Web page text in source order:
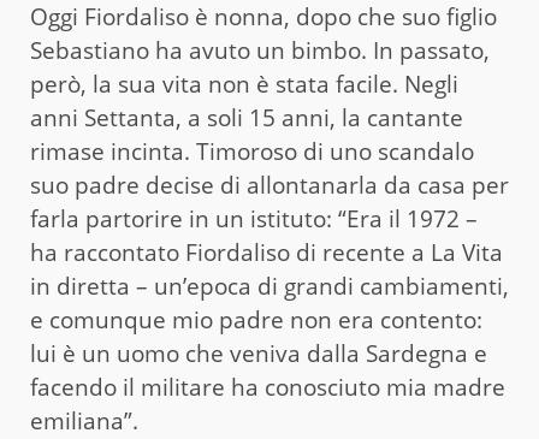
Oggi Fiordaliso è nonna, dopo che suo figlio
Sebastiano ha avuto un bimbo. In passato,
però, la sua vita non è stata facile. Negli
anni Settanta, a soli 15 anni, la cantante
rimase incinta. Timoroso di uno scandalo
suo padre decise di allontanarla da casa per
farla partorire in un istituto: “Era il 1972 –
ha raccontato Fiordaliso di recente a La Vita
in diretta – un’epoca di grandi cambiamenti,
e comunque mio padre non era contento:
lui è un uomo che veniva dalla Sardegna e
facendo il militare ha conosciuto mia madre
emiliana”.